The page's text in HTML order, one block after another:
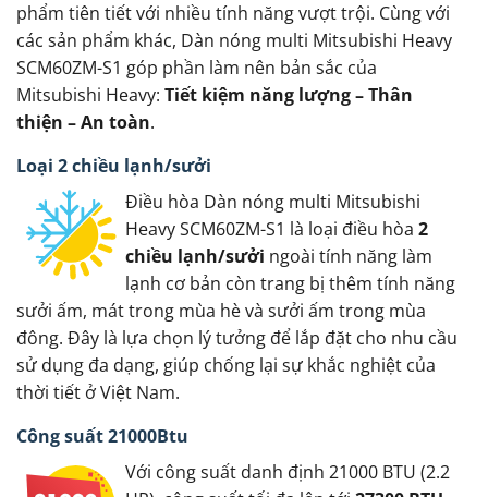
phẩm tiên tiết với nhiều tính năng vượt trội. Cùng với
các sản phẩm khác, Dàn nóng multi Mitsubishi Heavy
SCM60ZM-S1 góp phần làm nên bản sắc của
Mitsubishi Heavy: Tiết kiệm năng lượng – Thân
thiện – An toàn.
Loại 2 chiều lạnh/sưởi
Điều hòa Dàn nóng multi Mitsubishi
Heavy SCM60ZM-S1 là loại điều hòa 2
chiều lạnh/sưởi ngoài tính năng làm
lạnh cơ bản còn trang bị thêm tính năng
sưởi ấm, mát trong mùa hè và sưởi ấm trong mùa
đông. Đây là lựa chọn lý tưởng để lắp đặt cho nhu cầu
sử dụng đa dạng, giúp chống lại sự khắc nghiệt của
thời tiết ở Việt Nam.
Công suất 21000Btu
Với công suất danh định 21000 BTU (2.2